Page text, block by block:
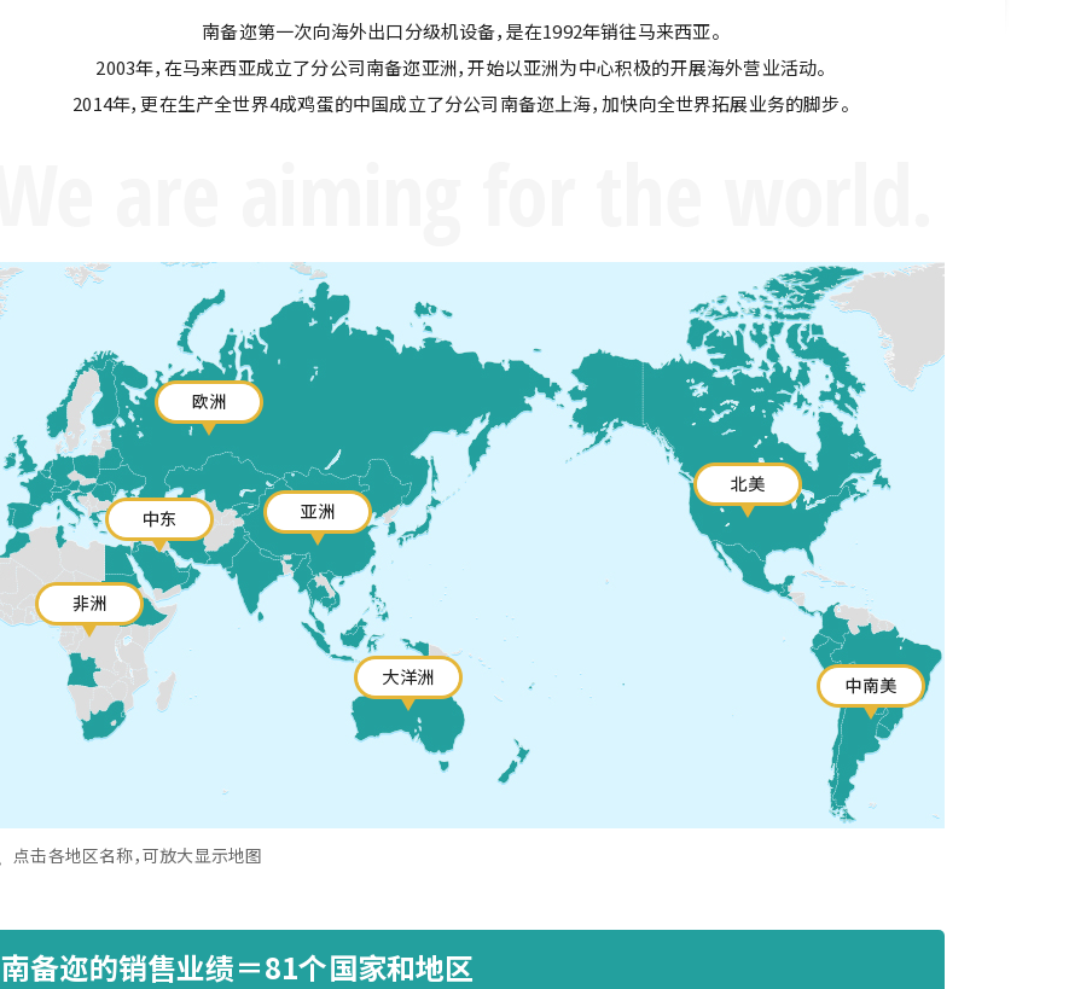
南备迩第一次向海外出口分级机设备，是在1992年销往马来西亚。
2003年，在马来西亚成立了分公司南备迩亚洲，开始以亚洲为中心积极的开展海外营业活动。
2014年，更在生产全世界4成鸡蛋的中国成立了分公司南备迩上海，加快向全世界拓展业务的脚步。
点击各地区名称，可放大显示地图
南备迩的销售业绩＝81个国家和地区